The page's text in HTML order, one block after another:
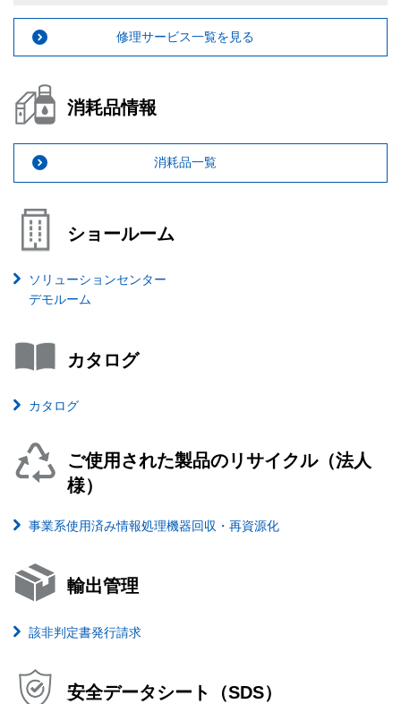
修理サービス一覧を見る
消耗品情報
消耗品一覧
ショールーム
ソリューションセンター
デモルーム
カタログ
カタログ
ご使用された製品のリサイクル（法人
様）
事業系使用済み情報処理機器回収・再資源化
輸出管理
該非判定書発行請求
安全データシート（SDS）